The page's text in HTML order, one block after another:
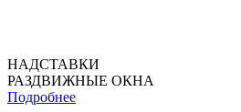
НАДСТАВКИ
РАЗДВИЖНЫЕ ОКНА
Подробнее